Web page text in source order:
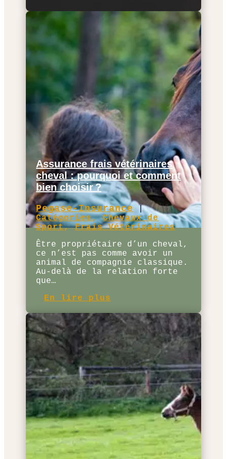
Assurance frais vétérinaires
cheval : pourquoi et comment
bien choisir ?
Pegase-Insurance
|
Catégories,Chevaux de
Sport,Frais Vétérinaires
Être propriétaire d’un cheval,
ce n’est pas comme avoir un
animal de compagnie classique.
Au-delà de la relation forte
que…
En lire plus